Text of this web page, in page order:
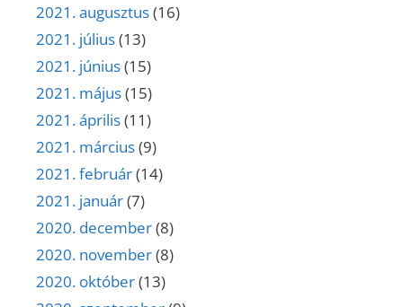
2021. augusztus(16)
2021. július(13)
2021. június(15)
2021. május(15)
2021. április(11)
2021. március(9)
2021. február(14)
2021. január(7)
2020. december(8)
2020. november(8)
2020. október(13)